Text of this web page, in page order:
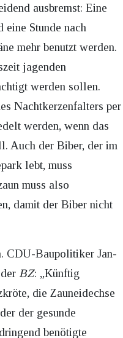
ausbremst: Eine
eine Stunde nach
mehr benutzt werden.
jagenden
werden sollen.
Nachtkerzenfalters per
werden, wenn das
Auch der Biber, der im
lebt, muss
muss also
damit der Biber nicht
CDU-Baupolitiker Jan-
BZ: „Künftig
die Zauneidechse
der gesunde
benötigte